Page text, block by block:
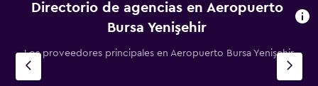
Directorio de agencias en Aeropuerto
Bursa Yenişehir
Los proveedores principales en Aeropuerto Bursa Yenişehir